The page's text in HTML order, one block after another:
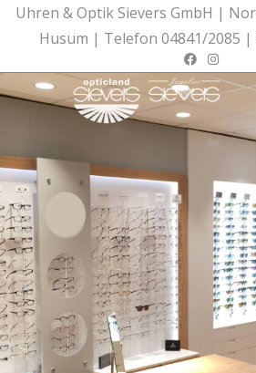
ZumUhren & Optik Sievers GmbH |
Husum | Telefon 04841/2085 |